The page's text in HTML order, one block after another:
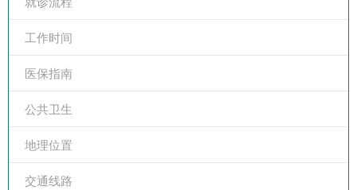
工作时间
医保指南
公共卫生
地理位置
交通线路